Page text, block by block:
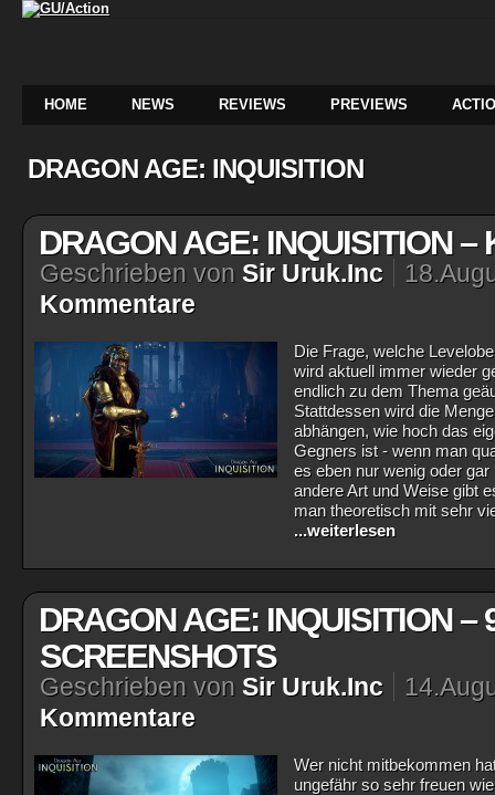
HOME NEWS REVIEWS PREVIEWS
DRAGON AGE: INQUISITION
DRAGON AGE: INQUISITION –
Geschrieben von Sir Uruk.Inc
Kommentare
Die Frage, welche
wird aktuell immer wieder
endlich zu dem Thema
Stattdessen wird die
abhängen, wie hoch das
Gegners ist - wenn man
es eben nur wenig oder
andere Art und Weise gibt
man theoretisch mit sehr
...weiterlesen
DRAGON AGE: INQUISITION –
SCREENSHOTS
Geschrieben von Sir Uruk.Inc
Kommentare
Wer nicht mitbekommen
ungefähr so sehr freuen